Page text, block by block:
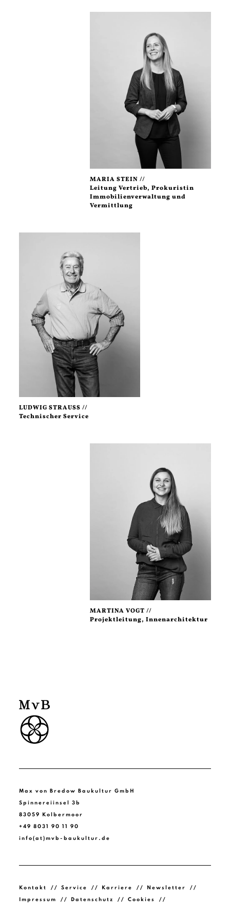
MARIA STEIN //
Leitung Vertrieb, Prokuristin
Immobilienverwaltung und
Vermittlung
LUDWIG STRAUSS //
Technischer Service
MARTINA VOGT //
Projektleitung, Innenarchitektur
Max von Bredow Baukultur GmbH
Spinnereiinsel 3b
83059 Kolbermoor
+49 8031 90 11 90
info(at)mvb-baukultur.de
Kontakt Service Karriere Newsletter
Impressum Datenschutz Cookies